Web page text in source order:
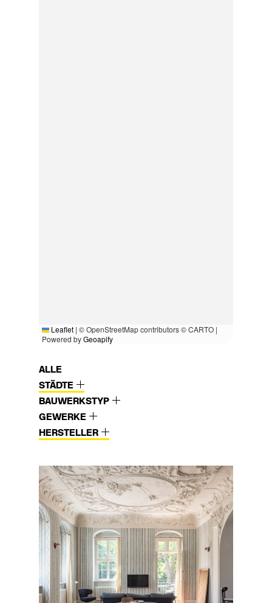
Leaflet | © OpenStreetMap contributors © CARTO |
Powered byGeoapify
ALLE
STÄDTE
BAUWERKSTYP
GEWERKE
HERSTELLER